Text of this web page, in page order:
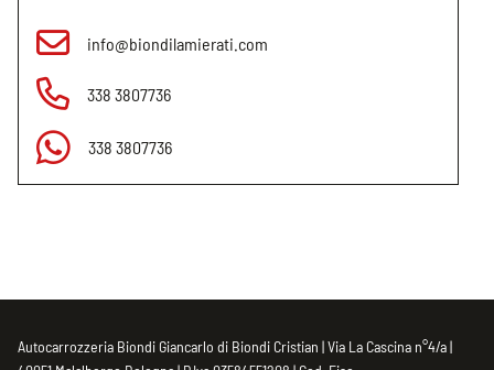
info@biondilamierati.com
338 3807736
338 3807736
Autocarrozzeria Biondi Giancarlo di Biondi Cristian | Via La Cascina n°4/a |